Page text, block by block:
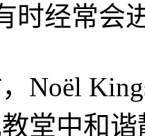
时经常会
Noël
堂中和